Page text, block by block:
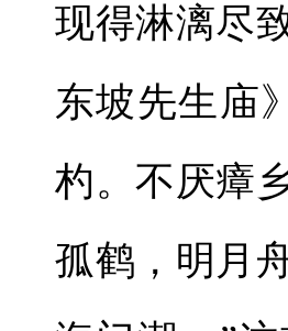
现得淋漓尽
东坡先生庙
杓。不厌瘴
孤鹤，明月